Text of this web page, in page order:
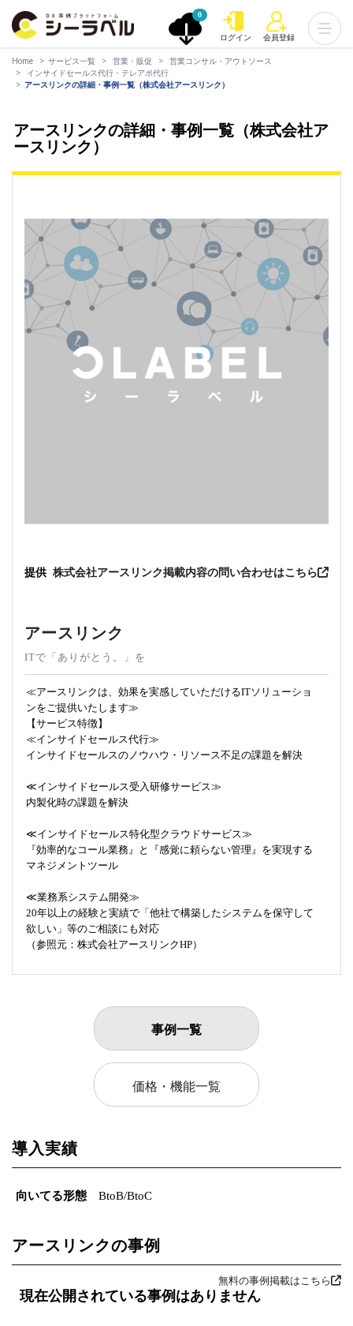
0
ログイン 会員登録
Home サービス一覧 営業・販促
営業コンサル・アウトソース
インサイドセールス代行・テレアポ代行
アースリンクの詳細・事例一覧（株式会社アースリンク）
アースリンクの詳細・事例一覧（株式会社ア
ースリンク）
提供 株式会社アースリンク掲載内容の問い合わせはこちら
アースリンク
ITで「ありがとう。」を
≪アースリンクは、効果を実感していただけるITソリューショ
ンをご提供いたします≫
【サービス特徴】
≪インサイドセールス代行≫
インサイドセールスのノウハウ・リソース不足の課題を解決
≪インサイドセールス受入研修サービス≫
内製化時の課題を解決
≪インサイドセールス特化型クラウドサービス≫
『効率的なコール業務』と『感覚に頼らない管理』を実現する
マネジメントツール
≪業務系システム開発≫
20年以上の経験と実績で「他社で構築したシステムを保守して
欲しい」等のご相談にも対応
（参照元：株式会社アースリンクHP）
事例一覧
価格・機能一覧
導入実績
向いてる形態 BtoB/BtoC
アースリンクの事例
無料の事例掲載はこちら
現在公開されている事例はありません